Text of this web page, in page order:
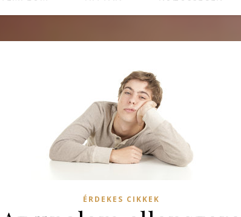
ÉRDEKES CIKKEK